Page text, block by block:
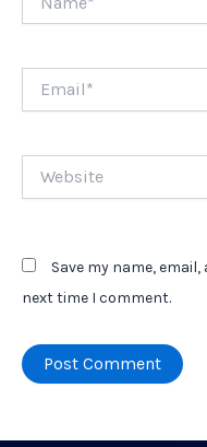
Save my name,
next time I comment.